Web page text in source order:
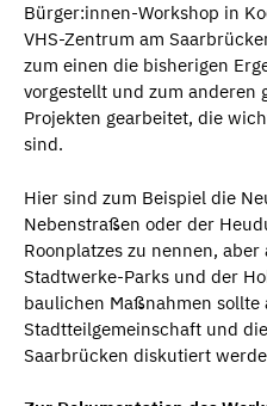
Bürger:innen-Workshop in
VHS-Zentrum am
zum einen die bisherigen
vorgestellt und zum anderen
Projekten gearbeitet, die
sind.
Hier sind zum Beispiel die
Nebenstraßen oder der
Roonplatzes zu nennen,
Stadtwerke-Parks und der
baulichen Maßnahmen
Stadtteilgemeinschaft und
Saarbrücken diskutiert